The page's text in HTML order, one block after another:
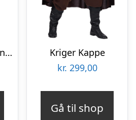
BatmanÂ® Morgenkåbe Til Børn
Kriger Kappe
kr. 299,00
Gå til shop